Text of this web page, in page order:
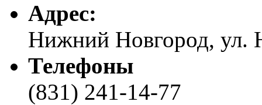
Адреc:
Нижний Новгород, ул.
Телефоны
(831) 241-14-77